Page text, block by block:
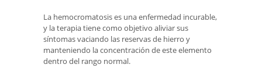
La hemocromatosis es una enfermedad incurable,
y la terapia tiene como objetivo aliviar sus
síntomas vaciando las reservas de hierro y
manteniendo la concentración de este elemento
dentro del rango normal.